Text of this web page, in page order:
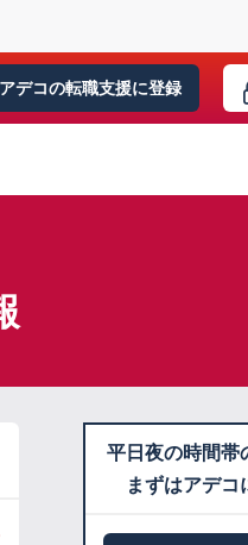
アデコの転職支援に登録
平日夜の時間帯
まずはアデコ